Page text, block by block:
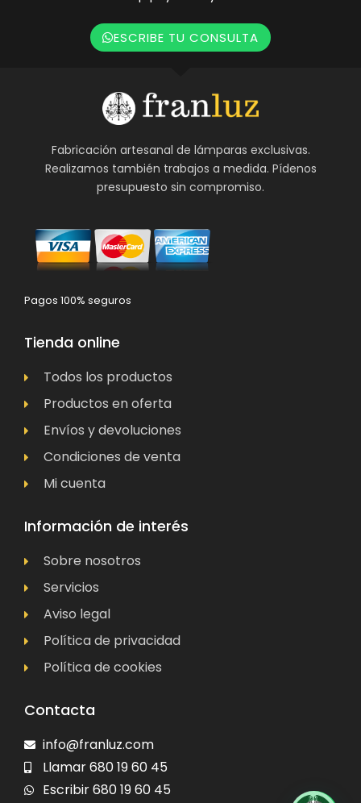
ESCRIBE TU CONSULTA
Fabricación artesanal de lámparas exclusivas.
Realizamos también trabajos a medida. Pídenos
presupuesto sin compromiso.
Pagos 100% seguros
Tienda online
Todos los productos
Productos en oferta
Envíos y devoluciones
Condiciones de venta
Mi cuenta
Información de interés
Sobre nosotros
Servicios
Aviso legal
Política de privacidad
Política de cookies
Contacta
info@franluz.com
Llamar 680 19 60 45
Escribir 680 19 60 45